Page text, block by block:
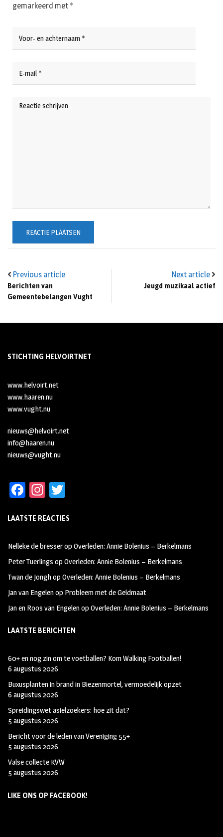
Previous article
Berichten van
Gemeentebelangen Vught
Next article
Jeugd muzikaal actief
gemarkeerd met *
STICHTING HELVOIRTNET
www.helvoirt.net
www.haaren.nu
www.vught.nu
nieuws@helvoirt.net
info@haaren.nu
nieuws@vught.nu
Fa
b
oo
k
In
ag
m
tt
LAATSTE REACTIES
Nelleke de bresseropOverleden: Annie Bolenius – Berkelmans
Peter Tuerlings opOverleden: Annie Bolenius – Berkelmans
Twan de JonghopOverleden: Annie Bolenius – Berkelmans
Jan van Engelenop Probleem met de Geldmaat
Jan en Roos van EngelenopOverleden: Annie Bolenius – Berkelmans
LAATSTE BERICHTEN
60+ en nog zin om te voetballen? Kom Walking Footballen!
6 augustus 2026
Buxusplanten in brand in Biezenmortel, vermoedelijk opzet
6 augustus 2026
Spreidingswet asielzoekers: hoe zit dat?
5 augustus 2026
Bericht voor de leden van Vereniging 55+
5 augustus 2026
Valse collecte KVW
5 augustus 2026
LIKE ONS OP FACEBOOK!